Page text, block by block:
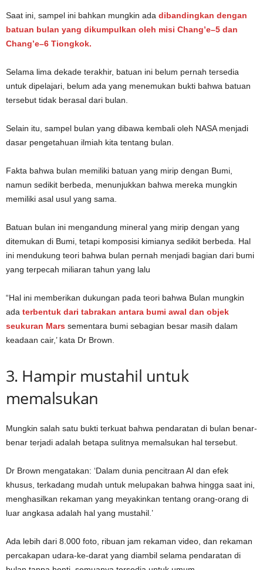
Saat ini, sampel ini bahkan mungkin ada dibandingkan dengan
batuan bulan yang dikumpulkan oleh misi Chang’e–5 dan
Chang’e–6 Tiongkok.
Selama lima dekade terakhir, batuan ini belum pernah tersedia
untuk dipelajari, belum ada yang menemukan bukti bahwa batuan
tersebut tidak berasal dari bulan.
Selain itu, sampel bulan yang dibawa kembali oleh NASA menjadi
dasar pengetahuan ilmiah kita tentang bulan.
Fakta bahwa bulan memiliki batuan yang mirip dengan Bumi,
namun sedikit berbeda, menunjukkan bahwa mereka mungkin
memiliki asal usul yang sama.
Batuan bulan ini mengandung mineral yang mirip dengan yang
ditemukan di Bumi, tetapi komposisi kimianya sedikit berbeda. Hal
ini mendukung teori bahwa bulan pernah menjadi bagian dari bumi
yang terpecah miliaran tahun yang lalu
“Hal ini memberikan dukungan pada teori bahwa Bulan mungkin
ada terbentuk dari tabrakan antara bumi awal dan objek
seukuran Mars sementara bumi sebagian besar masih dalam
keadaan cair,’ kata Dr Brown.
3. Hampir mustahil untuk
memalsukan
Mungkin salah satu bukti terkuat bahwa pendaratan di bulan benar-
benar terjadi adalah betapa sulitnya memalsukan hal tersebut.
Dr Brown mengatakan: ‘Dalam dunia pencitraan AI dan efek
khusus, terkadang mudah untuk melupakan bahwa hingga saat ini,
menghasilkan rekaman yang meyakinkan tentang orang-orang di
luar angkasa adalah hal yang mustahil.’
Ada lebih dari 8.000 foto, ribuan jam rekaman video, dan rekaman
percakapan udara-ke-darat yang diambil selama pendaratan di